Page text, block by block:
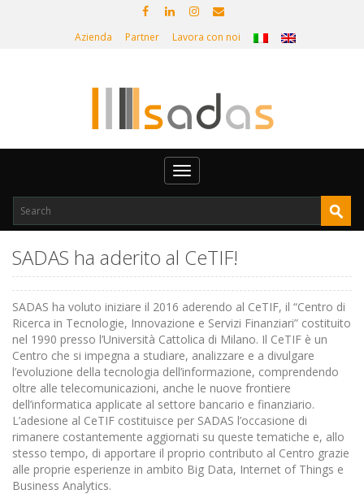
Azienda Partner Lavora con noi
Toggle
navigation
SADAS ha aderito al CeTIF!
SADAS ha voluto iniziare il 2016 aderendo al CeTIF, il “Centro di
Ricerca in Tecnologie, Innovazione e Servizi Finanziari” costituito
nel 1990 presso l’Università Cattolica di Milano. Il CeTIF è un
Centro che si impegna a studiare, analizzare e a divulgare
l’evoluzione della tecnologia dell’informazione, comprendendo
oltre alle telecomunicazioni, anche le nuove frontiere
dell’informatica applicate al settore bancario e finanziario.
L’adesione al CeTIF costituisce per SADAS l’occasione di
rimanere costantemente aggiornati su queste tematiche e, allo
stesso tempo, di apportare il proprio contributo al Centro grazie
alle proprie esperienze in ambito Big Data, Internet of Things e
Business Analytics.